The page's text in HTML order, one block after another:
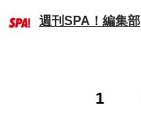
週刊SPA！編集部
1